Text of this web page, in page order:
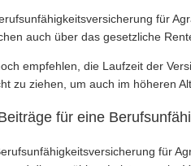
für
auch über das gesetzliche
empfehlen, die Laufzeit der
zu ziehen, um auch im höheren
für eine
für